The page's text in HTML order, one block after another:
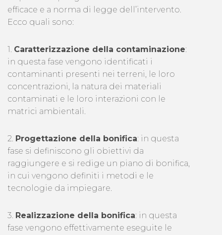
efficace e a norma di legge dell’intervento.
Ecco quali sono:
1. Caratterizzazione della contaminazione:
in questa fase vengono identificati i
contaminanti presenti nei terreni, le loro
concentrazioni, la natura dei materiali
contaminati e le loro interazioni con le
matrici ambientali.
2. Progettazione della bonifica: in questa
fase si definiscono gli obiettivi da
raggiungere e si redige un piano di bonifica,
in cui vengono definiti i metodi e le
tecnologie da impiegare.
3. Realizzazione della bonifica: in questa
fase vengono effettivamente eseguite le